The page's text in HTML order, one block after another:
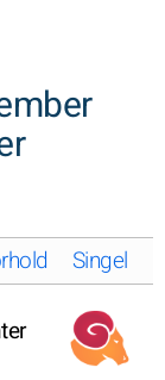
Singel